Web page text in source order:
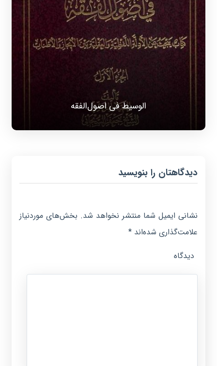
الوسیط فی اصول‌الفقه
دیدگاهتان را بنویسید
نشانی ایمیل شما منتشر نخواهد شد. بخش‌های موردنیاز
علامت‌گذاری شده‌اند*
دیدگاه